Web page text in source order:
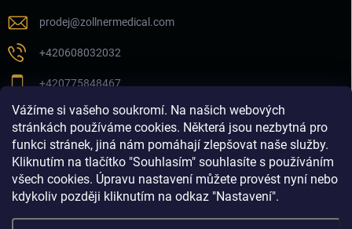
Vážíme si vašeho soukromí. Na našich webových
stránkách používáme cookies. Některá jsou nezbytná pro
funkci stránek, jiná nám pomáhají zlepšovat naše služby.
Kliknutím na tlačítko "Souhlasím" souhlasíte s používáním
všech cookies. Úpravu nastavení můžete provést nyní nebo
kdykoliv později kliknutím na odkaz "Nastavení".
prodej@zollnermedical.com
+420608032032
+420775848467
Sledujte nás na našem FB profilu
zollnermedical_eu